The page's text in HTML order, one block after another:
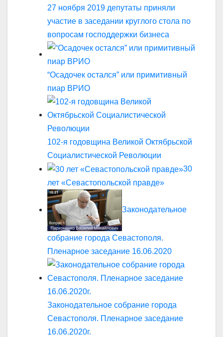
27 ноября 2019 депутаты приняли
участие в заседании круглого стола по
вопросам господдержки бизнеса
“Осадочек остался” или примитивный
пиар ВРИО
102-я годовщина Великой Октябрьской
Социалистической Революции
30
лет «Севастопольской правде»
Законодательное
собрание города Севастополя.
Пленарное заседание 16.06.2020
Законодательное собрание города
Севастополя. Пленарное заседание
16.06.2020г.